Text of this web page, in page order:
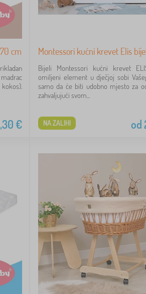
cm
€
Montessori kućni krevet Elis
Bijeli Montessori kućni krevet
omiljeni element u dječjoj sobi
samo da će biti udobno mjesto za
zahvaljujući svom...
od
NA ZALIHI